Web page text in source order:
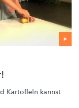
Kartoffeln kannst